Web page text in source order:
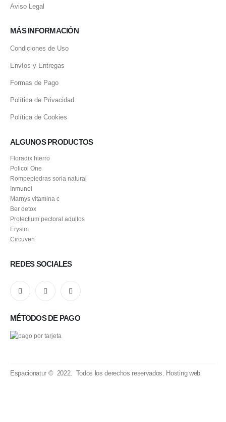
Aviso Legal
MÁS INFORMACIÓN
Condiciones de Uso
Envíos y Entregas
Formas de Pago
Política de Privacidad
Política de Cookies
ALGUNOS PRODUCTOS
Floradix hierro
Policol One
Rompepiedras soria natural
Inmunol
Marnys vitamina c
Ber detox
Protectium pectoral adultos
Erysim
Circuven
REDES SOCIALES
MÉTODOS DE PAGO
Espacionatur © 2022. Todos los derechos reservados. Hosting web